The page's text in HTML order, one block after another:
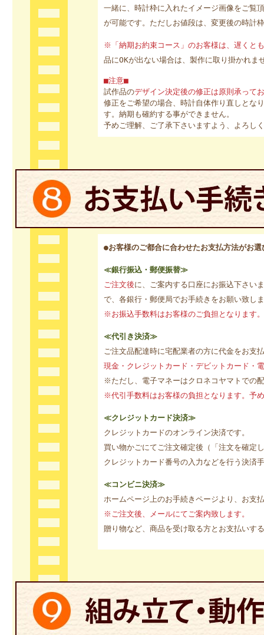
一緒に、時計枠に入れたイメージ画像をご覧
が可能です。ただしお値段は、変更後の時計
※「納期お約束コース」のお客様は、遅くと
品にOKが出ない場合は、製作に取り掛かれ
■注意■
試作品のデザイン決定後の修正は原則承って
修正をご希望の場合、時計自体作り直しとな
す。納期も確約する事ができません。
予めご理解、ご了承下さいますよう、よろし
●お客様のご都合に合わせたお支払方法がお選
≪銀行振込・郵便振替≫
ご注文後に、ご案内する口座にお振込下さい
で、各銀行・郵便局でお手続きをお願い致し
※お振込手数料はお客様のご負担となります
≪代引き決済≫
ご注文品配達時に宅配業者の方に代金をお支
現金・クレジットカード・デビットカード・
※ただし、電子マネーはクロネコヤマトでの
※代引手数料はお客様の負担となります。予
≪クレジットカード決済≫
クレジットカードのオンライン決済です。
買い物かごにてご注文確定後（「注文を確定
クレジットカード番号の入力などを行う決済
≪コンビニ決済≫
ホームページ上のお手続きページより、お支
※ご注文後、メールにてご案内致します。
贈り物など、商品を受け取る方とお支払いす